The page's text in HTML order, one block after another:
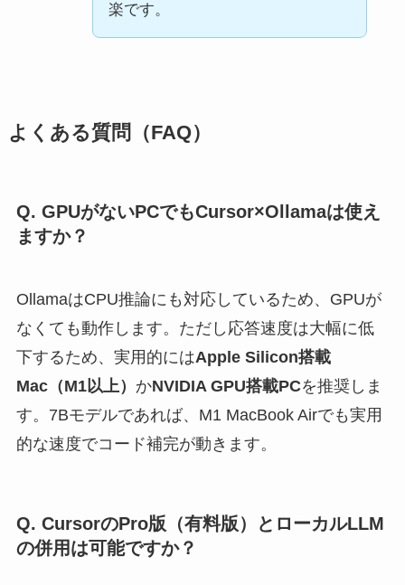
楽です。
よくある質問（FAQ）
Q. GPUがないPCでもCursor×Ollamaは使え
ますか？
OllamaはCPU推論にも対応しているため、GPUが
なくても動作します。ただし応答速度は大幅に低
下するため、実用的にはApple Silicon搭載
Mac（M1以上） かNVIDIA GPU搭載PCを推奨しま
す。7Bモデルであれば、M1 MacBook Airでも実用
的な速度でコード補完が動きます。
Q. CursorのPro版（有料版）とローカルLLM
の併用は可能ですか？